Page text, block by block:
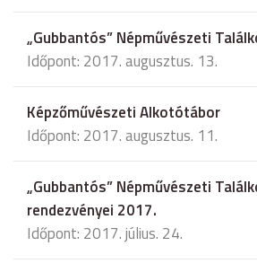
„Gubbantós” Népművészeti
Időpont: 2017. augusztus. 13.
Képzőművészeti Alkotótábor
Időpont: 2017. augusztus. 11.
„Gubbantós” Népművészeti
rendezvényei 2017.
Időpont: 2017. július. 24.